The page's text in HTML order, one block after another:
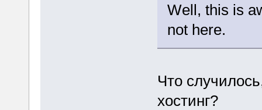
Well, this is
not here.
Что
хостинг?